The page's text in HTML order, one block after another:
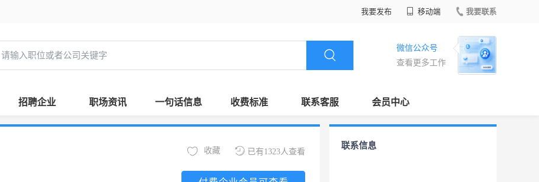
我要发布 移动端 我要联系
微信公众号
查看更多工作
招聘企业 职场资讯 一句话信息 收费标准 联系客服 会员中心
已有1323人查看
收藏
联系信息